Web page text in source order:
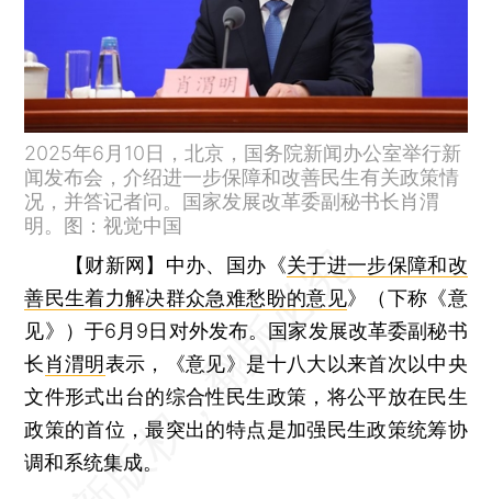
2025年6月10日，北京，国务院新闻办公室举行新
闻发布会，介绍进一步保障和改善民生有关政策情
况，并答记者问。国家发展改革委副秘书长肖渭
明。图：视觉中国
【财新网】 中办、国办《关于进一步保障和改
善民生着力解决群众急难愁盼的意见》（下称《意
见》）于6月9日对外发布。国家发展改革委副秘书
长肖渭明表示，《意见》是十八大以来首次以中央
文件形式出台的综合性民生政策，将公平放在民生
政策的首位，最突出的特点是加强民生政策统筹协
调和系统集成。